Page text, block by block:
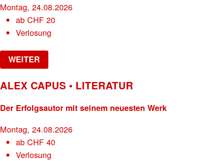
Montag, 24.08.2026
abCHF 20
Verlosung
WEITER
ALEX CAPUS • LITERATUR
Der Erfolgsautor mit seinem neuesten Werk
Montag, 24.08.2026
abCHF 40
Verlosung